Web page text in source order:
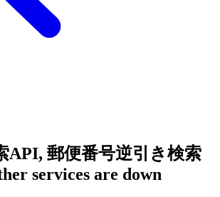
API, 郵便番号逆引き検索
services are down